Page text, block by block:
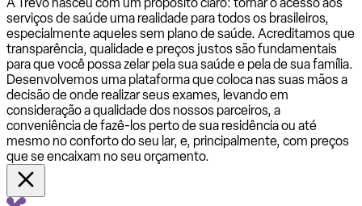
serviços de saúde uma realidade para todos os brasileiros,
especialmente aqueles sem plano de saúde. Acreditamos que
transparência, qualidade e preços justos são fundamentais
para que você possa zelar pela sua saúde e pela de sua família.
Desenvolvemos uma plataforma que coloca nas suas mãos a
decisão de onde realizar seus exames, levando em
consideração a qualidade dos nossos parceiros, a
conveniência de fazê-los perto de sua residência ou até
mesmo no conforto do seu lar, e, principalmente, com preços
que se encaixam no seu orçamento.